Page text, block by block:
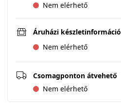
Nem elérhető
Áruházi készletinformáció
Nem elérhető
Csomagponton átvehető
Nem elérhető